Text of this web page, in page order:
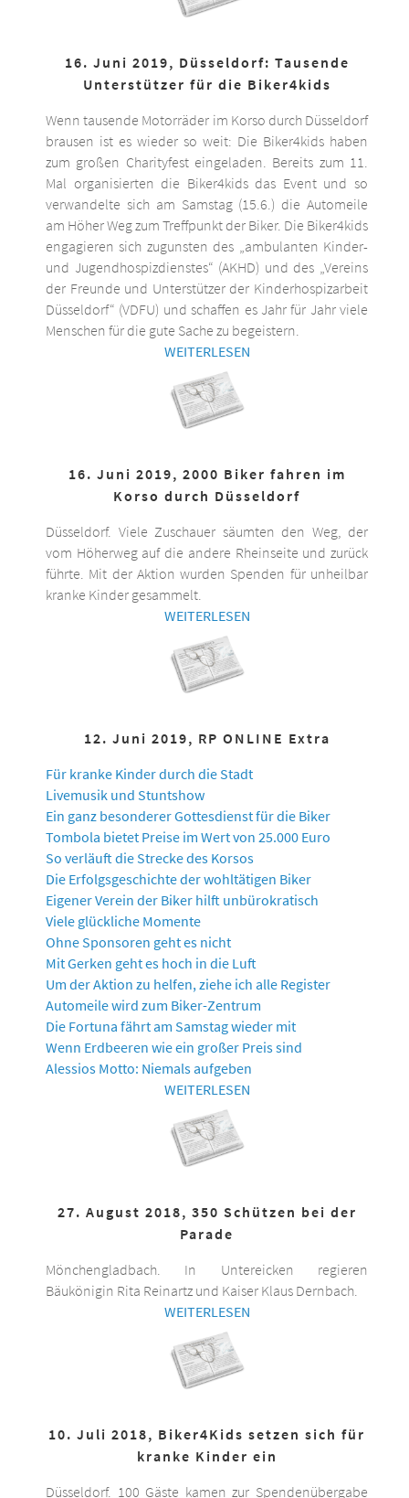
16. Juni 2019, Düsseldorf: Tausende
Unterstützer für die Biker4kids
Wenn tausende Motorräder im Korso durch Düsseldorf
brausen ist es wieder so weit: Die Biker4kids haben
zum großen Charityfest eingeladen. Bereits zum 11.
Mal organisierten die Biker4kids das Event und so
verwandelte sich am Samstag (15.6.) die Automeile
am Höher Weg zum Treffpunkt der Biker. Die Biker4kids
engagieren sich zugunsten des „ambulanten Kinder-
und Jugendhospizdienstes“ (AKHD) und des „Vereins
der Freunde und Unterstützer der Kinderhospizarbeit
Düsseldorf“ (VDFU) und schaffen es Jahr für Jahr viele
Menschen für die gute Sache zu begeistern.
WEITERLESEN
16. Juni 2019, 2000 Biker fahren im
Korso durch Düsseldorf
Düsseldorf. Viele Zuschauer säumten den Weg, der
vom Höherweg auf die andere Rheinseite und zurück
führte. Mit der Aktion wurden Spenden für unheilbar
kranke Kinder gesammelt.
WEITERLESEN
12. Juni 2019, RP ONLINE Extra
Für kranke Kinder durch die Stadt
Livemusik und Stuntshow
Ein ganz besonderer Gottesdienst für die Biker
Tombola bietet Preise im Wert von 25.000 Euro
So verläuft die Strecke des Korsos
Die Erfolgsgeschichte der wohltätigen Biker
Eigener Verein der Biker hilft unbürokratisch
Viele glückliche Momente
Ohne Sponsoren geht es nicht
Mit Gerken geht es hoch in die Luft
Um der Aktion zu helfen, ziehe ich alle Register
Automeile wird zum Biker-Zentrum
Die Fortuna fährt am Samstag wieder mit
Wenn Erdbeeren wie ein großer Preis sind
Alessios Motto: Niemals aufgeben
WEITERLESEN
27. August 2018, 350 Schützen bei der
Parade
Mönchengladbach. In Untereicken regieren
Bäukönigin Rita Reinartz und Kaiser Klaus Dernbach.
WEITERLESEN
10. Juli 2018, Biker4Kids setzen sich für
kranke Kinder ein
Düsseldorf. 100 Gäste kamen zur Spendenübergabe